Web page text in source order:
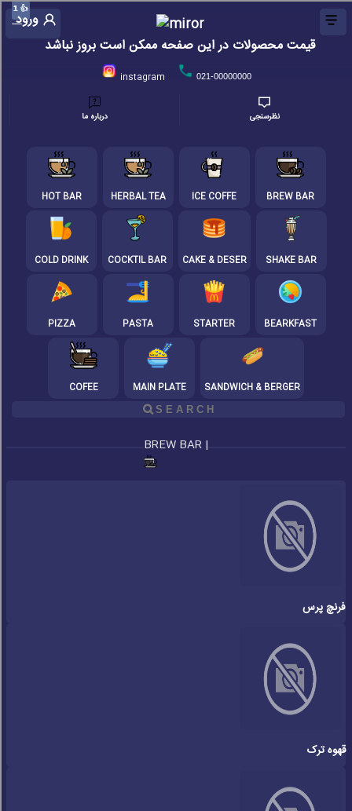
ورود
قیمت محصولات در این صفحه ممکن است بروز نباشد
instagram 021-00000000
درباره ما نظرسنجی
BREW BAR
ICE COFFE
HERBAL TEA
HOT BAR
SHAKE BAR
CAKE & DESER
COCKTIL BAR
COLD DRINK
BEARKFAST
STARTER
PASTA
PIZZA
SANDWICH & BERGER
MAIN PLATE
COFEE
BREW BAR |
فرنچ پرس
قهوه ترک
👍
1 👍
1 👍
1 👍
1